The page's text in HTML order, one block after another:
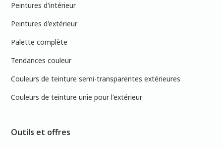
Peintures d'intérieur
Peintures d'extérieur
Palette complète
Tendances couleur
Couleurs de teinture semi-transparentes extérieures
Couleurs de teinture unie pour l'extérieur
Outils et offres